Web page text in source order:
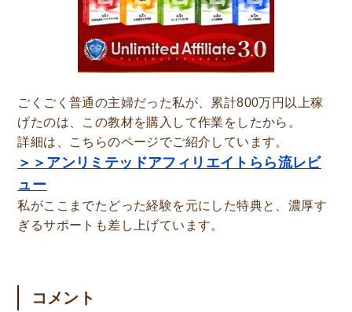
ごくごく普通の主婦だった私が、累計800万円以上稼
げたのは、この教材を購入して作業をしたから。
詳細は、こちらのページでご紹介しています。
＞＞アンリミテッドアフィリエイトらら流レビ
ュー
私がここまでたどった経験を元にした特典と、濃厚す
ぎるサポートも差し上げています。
コメント